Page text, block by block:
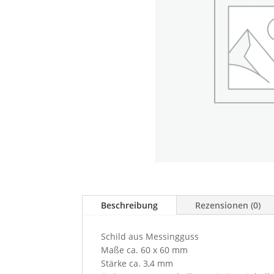
Beschreibung Rezensionen (0)
Schild aus Messingguss
Maße ca. 60 x 60 mm
Stärke ca. 3,4 mm